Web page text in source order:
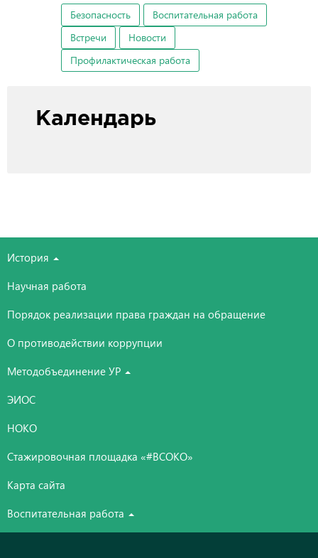
Безопасность
Воспитательная работа
Встречи
Новости
Профилактическая работа
Календарь
История
Научная работа
Порядок реализации права граждан на обращение
О противодействии коррупции
Методобъединение УР
ЭИОС
НОКО
Стажировочная площадка «#ВСОКО»
Карта сайта
Воспитательная работа